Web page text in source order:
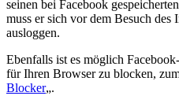
seinen bei Facebook
muss er sich vor dem Besuch des
ausloggen.
Ebenfalls ist es möglich
für Ihren Browser zu blocken,
Blocker„.